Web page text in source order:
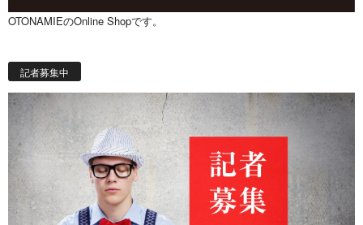
OTONAMIEのOnline Shopです。
記者募集中